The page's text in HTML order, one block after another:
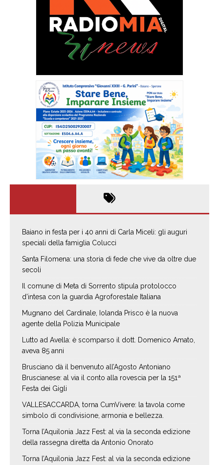
Baiano in festa per i 40 anni di Carla Miceli: gli auguri
speciali della famiglia Colucci
Santa Filomena: una storia di fede che vive da oltre due
secoli
Il comune di Meta di Sorrento stipula protolocco
d’intesa con la guardia Agroforestale Italiana
Mugnano del Cardinale, Iolanda Prisco è la nuova
agente della Polizia Municipale
Lutto ad Avella: è scomparso il dott. Domenico Amato,
aveva 85 anni
Brusciano dà il benvenuto all’Agosto Antoniano
Bruscianese: al via il conto alla rovescia per la 151ª
Festa dei Gigli
VALLESACCARDA, torna CumVivere: la tavola come
simbolo di condivisione, armonia e bellezza.
Torna l’Aquilonia Jazz Fest: al via la seconda edizione
della rassegna diretta da Antonio Onorato
Torna l’Aquilonia Jazz Fest: al via la seconda edizione